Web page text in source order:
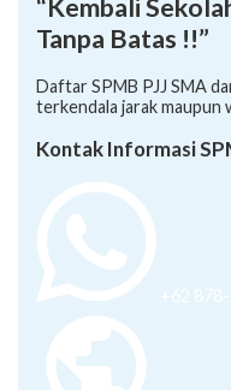
“Kembali
Tanpa Batas !!”
Daftar SPMB PJJ SMA
terkendala jarak maupun
Kontak Informasi
+62